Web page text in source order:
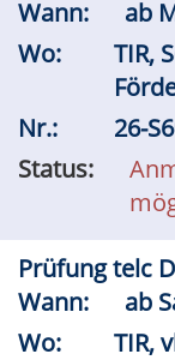
Wann:
ab
Wo:
TIR,
Nr.:
26-
Status:
Prüfung telc
Wann:
ab
Wo:
TIR,